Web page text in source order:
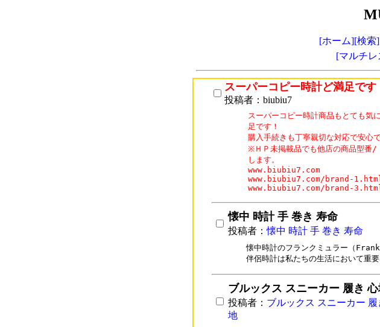
[ホーム][検索]
[マルチレ
スーパーコピー時計ど満足です
投稿者：biubiu7
スーパーコピー時計商品もとても気
足です！
購入手続きも丁寧親切な対応で安心で
※ＨＰ未掲載品でも他店の商品型番/
します。
www.biubiu7.com
www.biubiu7.com/brand-
www.biubiu7.com/brand-
懐中 時計 手 巻き 寿命
投稿者：懐中 時計 手 巻き 寿命
懐中時計のフランクミュラー（
伴侶時計は私たちの生活において重
ブルックス スニーカー 履き
投稿者： ブルックス スニーカー 履
地